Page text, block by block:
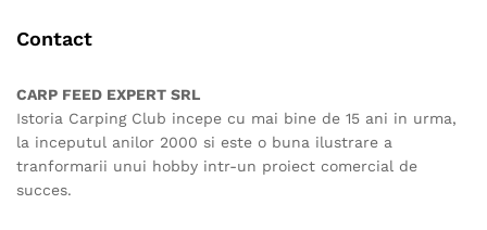
Contact
CARP FEED EXPERT SRL
Istoria Carping Club incepe cu mai bine de 15 ani in urma,
la inceputul anilor 2000 si este o buna ilustrare a
tranformarii unui hobby intr-un proiect comercial de
succes.